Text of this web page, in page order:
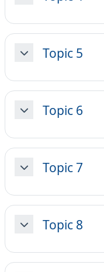
MinimizzaTopic 5
MinimizzaTopic 6
MinimizzaTopic 7
MinimizzaTopic 8